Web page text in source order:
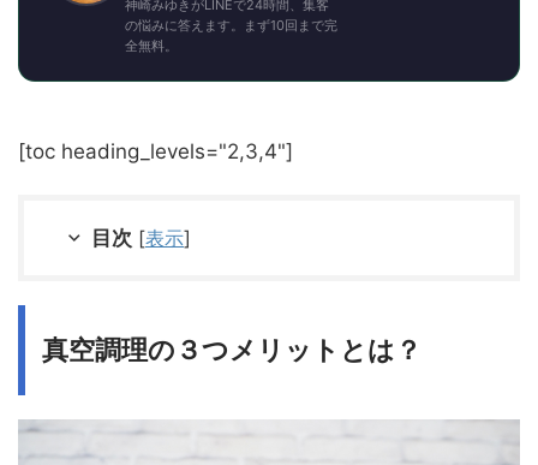
神崎みゆきがLINEで24時間、集客
の悩みに答えます。まず10回まで完
全無料。
[toc heading_levels="2,3,4"]
目次 [表示]
真空調理の３つメリットとは？